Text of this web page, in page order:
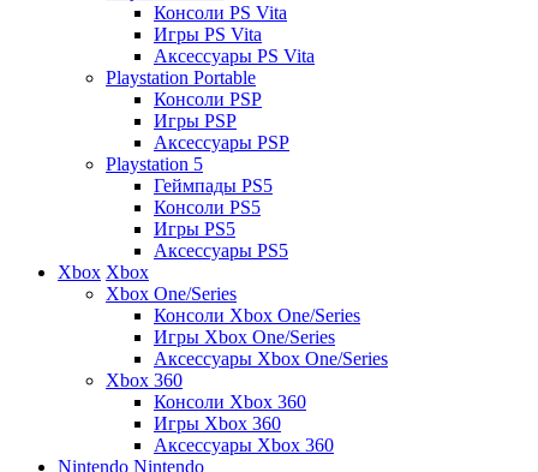
Консоли PS Vita
Игры PS Vita
Аксессуары PS Vita
Playstation Portable
Консоли PSP
Игры PSP
Аксессуары PSP
Playstation 5
Геймпады PS5
Консоли PS5
Игры PS5
Аксессуары PS5
Xbox Xbox
Xbox One/Series
Консоли Xbox One/Series
Игры Xbox One/Series
Аксессуары Xbox One/Series
Xbox 360
Консоли Xbox 360
Игры Xbox 360
Аксессуары Xbox 360
Nintendo Nintendo